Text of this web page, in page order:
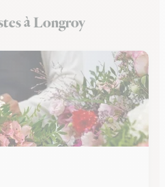
à Longroy